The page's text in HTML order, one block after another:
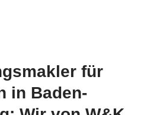
für
in Baden-